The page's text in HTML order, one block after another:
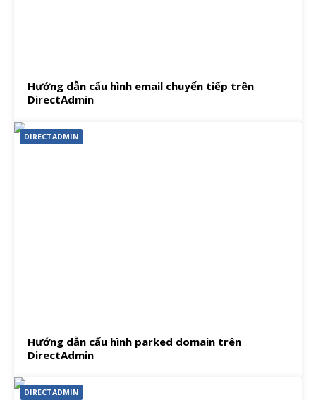
Hướng dẫn cấu hình email chuyển tiếp trên
DirectAdmin
DIRECTADMIN
Hướng dẫn cấu hình parked domain trên
DirectAdmin
DIRECTADMIN